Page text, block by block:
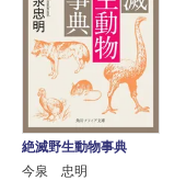
絶滅野生動物事典
今泉 忠明